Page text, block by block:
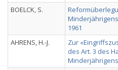
BOELCK, S.
1961
AHRENS, H.-J.
Zur
des Art. 3 des